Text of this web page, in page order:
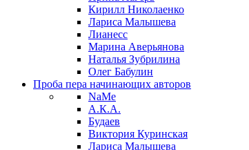
Кирилл Николаенко
Лариса Малышева
Лианесс
Марина Аверьянова
Наталья Зубрилина
Олег Бабулин
Проба пера начинающих авторов
NaMe
А.К.А.
Будаев
Виктория Куринская
Лариса Малышева